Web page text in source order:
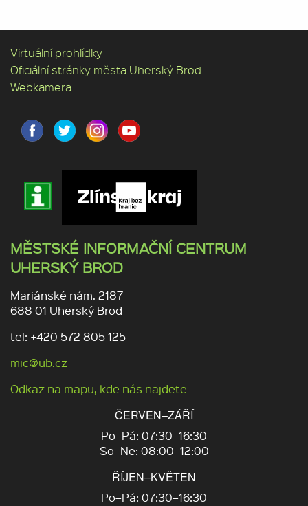
Virtuální prohlídky
Oficiální stránky města Uherský Brod
Webkamera
MĚSTSKÉ INFORMAČNÍ CENTRUM
UHERSKÝ BROD
Mariánské nám. 2187
688 01 Uherský Brod
tel: +420 572 805 125
mic@ub.cz
Odkaz na mapu, kde nás najdete
ČERVEN–ZÁŘÍ
Po–Pá: 07:30–16:30
So–Ne: 08:00–12:00
ŘÍJEN–KVĚTEN
Po–Pá: 07:30–16:30